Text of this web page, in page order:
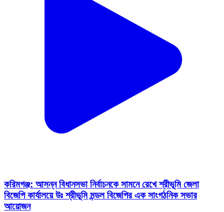
করিমগঞ্জ: আসন্ন বিধানসভা নির্বাচনকে সামনে রেখে শ্রীভূমি জেলা
বিজেপি কার্যালয়ে উঃ শ্রীভূমি মন্ডল বিজেপির এক সাংগঠনিক সভার
আয়োজন